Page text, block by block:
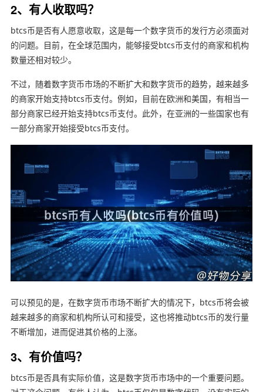
2、有人收取吗？
btcs币是否有人愿意收取，这是每一个数字货币的发行方必须面对
的问题。目前，在全球范围内，能够接受btcs币支付的商家和机构
数量还相对较少。
不过，随着数字货币市场的不断扩大和数字货币的趋势，越来越多
的商家开始支持btcs币支付。例如，目前在欧洲和美国，有相当一
部分商家已经开始支持btcs币支付。此外，在亚洲的一些国家也有
一部分商家开始接受btcs币支付。
可以预见的是，在数字货币市场不断扩大的情况下，btcs币将会被
越来越多的商家和机构所认可和接受，这也将推动btcs币的发行量
不断增加，进而促进其价格的上涨。
3、有价值吗？
btcs币是否具有实际价值，这是数字货币市场中的一个重要问题。